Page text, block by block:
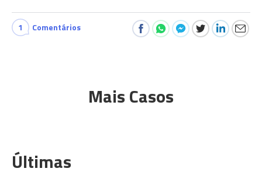
1 Comentários
Mais Casos
Últimas